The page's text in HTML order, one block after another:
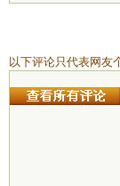
以下评论只代表网友